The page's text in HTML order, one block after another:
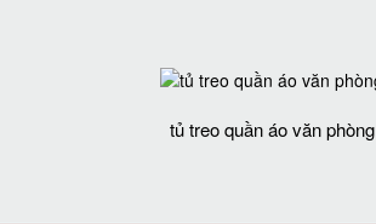
tủ treo quần áo văn phòng